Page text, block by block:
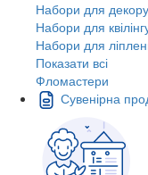
Набори для
Набори для
Набори для
Показати всі
Фломастери
Сувенірна